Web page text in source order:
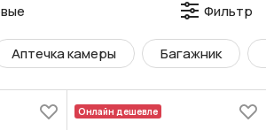
Фильтр
Аптечка камеры Багажник
Онлайн дешевле